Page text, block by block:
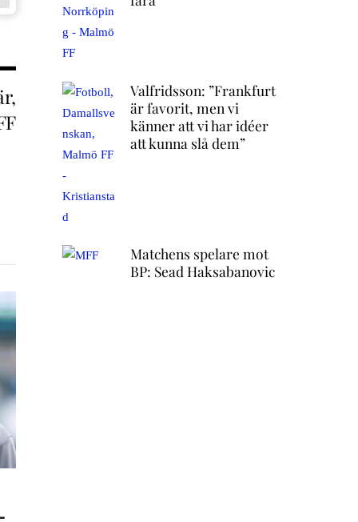
Valfridsson: ”Frankfurt
är favorit, men vi
känner att vi har idéer
att kunna slå dem”
Matchens spelare mot
BP: Sead Haksabanovic